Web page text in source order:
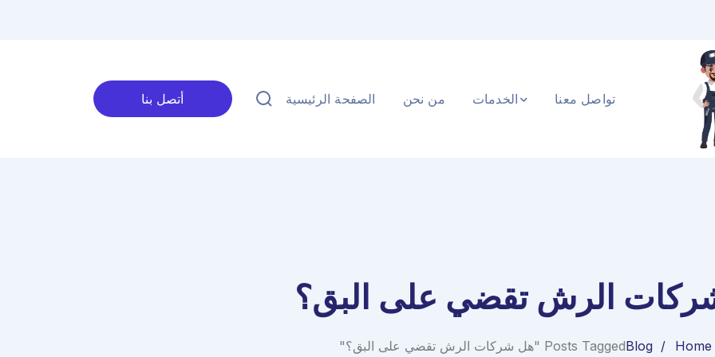
الصفحة الرئيسية من نحن الخدمات تواصل معنا أتصل بنا
الرش تقضي على البق؟
Home
BlogPosts Tagged "هل شركات الرش تقضي على البق؟"